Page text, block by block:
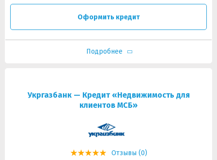
Оформить кредит
Подробнее
Укргазбанк — Кредит «Недвижимость для
клиентов МСБ»
Отзывы (0)